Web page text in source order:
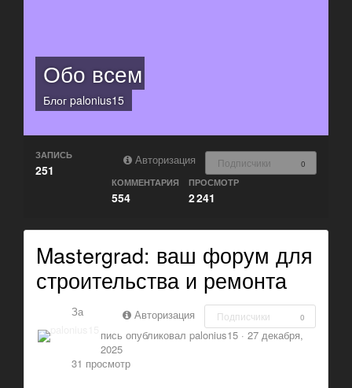
Обо всем
Блог palonius15
Авторизация Подписчики 0
ЗАПИСЬ
251
КОММЕНТАРИЯ
554
ПРОСМОТР
2 241
Mastergrad: ваш форум для
строительства и ремонта
Авторизация Подписчики 0
За
пись опубликовал palonius15 · 27 декабря,
2025
31 просмотр